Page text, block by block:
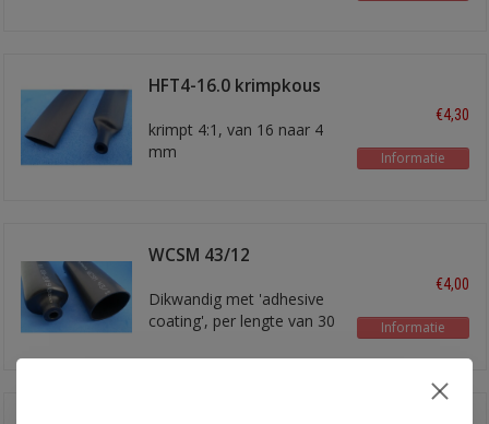
HFT4-16.0 krimpkous
krimpt 4:1, van 16 naar 4
mm
€4,30
Informatie
WCSM 43/12
Dikwandig met 'adhesive
coating', per lengte van 30
€4,00
Informatie